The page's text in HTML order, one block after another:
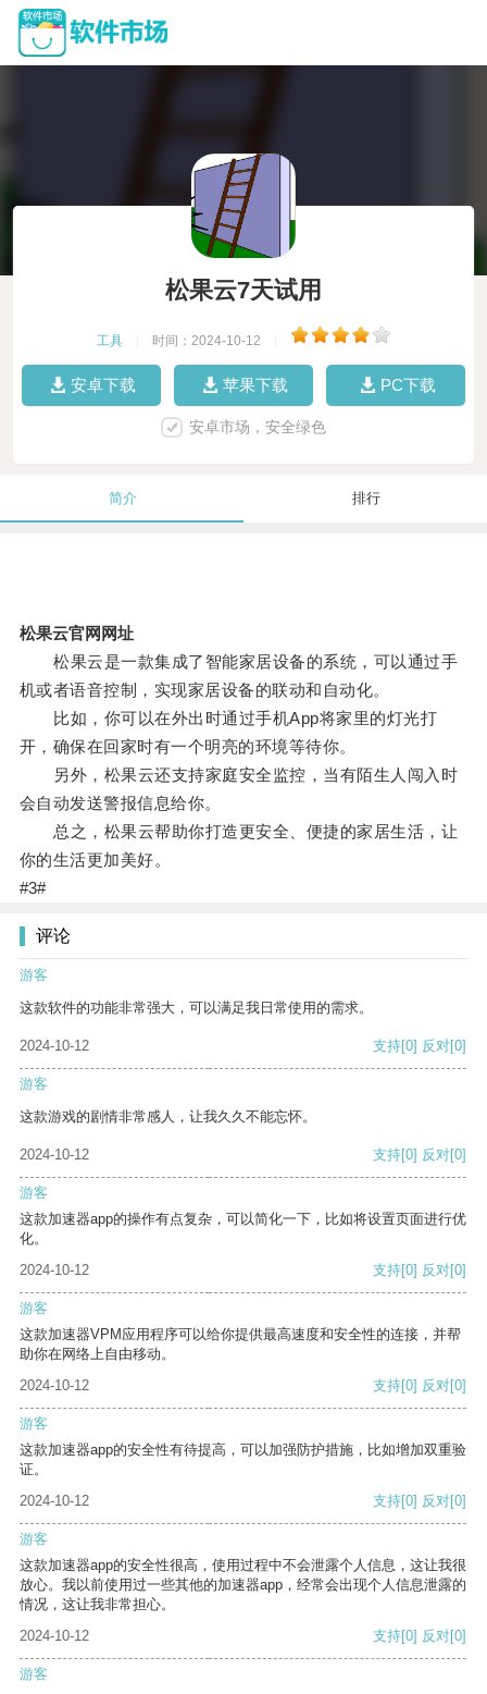
松果云7天试用
工具 时间：2024-10-12
安卓下载 苹果下载 PC下载
安卓市场，安全绿色
简介 排行
松果云官网网址
松果云是一款集成了智能家居设备的系统，可以通过手
机或者语音控制，实现家居设备的联动和自动化。
比如，你可以在外出时通过手机App将家里的灯光打
开，确保在回家时有一个明亮的环境等待你。
另外，松果云还支持家庭安全监控，当有陌生人闯入时
会自动发送警报信息给你。
总之，松果云帮助你打造更安全、便捷的家居生活，让
你的生活更加美好。
#3#
评论
游客
这款软件的功能非常强大，可以满足我日常使用的需求。
2024-10-12 支持[0] 反对[0]
游客
这款游戏的剧情非常感人，让我久久不能忘怀。
2024-10-12 支持[0] 反对[0]
游客
这款加速器app的操作有点复杂，可以简化一下，比如将设置页面进行优
化。
2024-10-12
支持[0] 反对[0]
游客
这款加速器VPM应用程序可以给你提供最高速度和安全性的连接，并帮
助你在网络上自由移动。
2024-10-12
支持[0] 反对[0]
游客
这款加速器app的安全性有待提高，可以加强防护措施，比如增加双重验
证。
2024-10-12
支持[0] 反对[0]
游客
这款加速器app的安全性很高，使用过程中不会泄露个人信息，这让我很
放心。我以前使用过一些其他的加速器app，经常会出现个人信息泄露的
情况，这让我非常担心。
2024-10-12
支持[0] 反对[0]
游客